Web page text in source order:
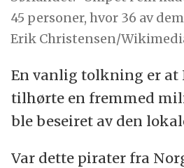
45 personer, hvor 36 av
Erik Christensen/
En vanlig tolkning er
tilhørte en fremmed
ble beseiret av den
Var dette pirater fra